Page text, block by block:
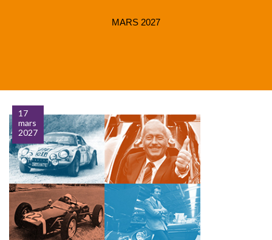
MARS 2027
17
mars
2027